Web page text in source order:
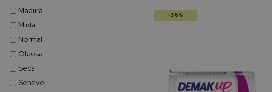
-36%
Madura
Mista
Normal
Oleosa
Seca
Sensível